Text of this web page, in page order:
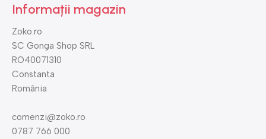
Informații magazin
Zoko.ro
SC Gonga Shop SRL
RO40071310
Constanta
România
comenzi@zoko.ro
0787 766 000